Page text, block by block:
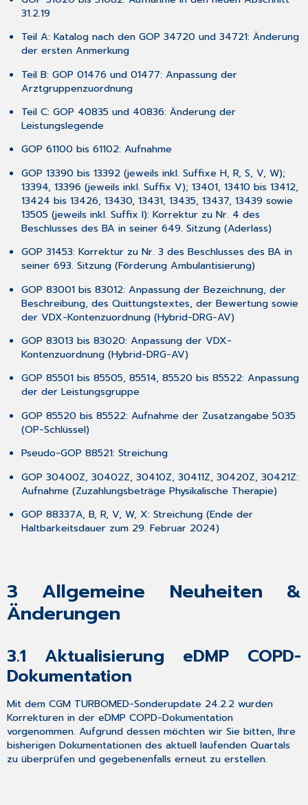
Nur
Verwendung
des
Nur
bei
Verwendung
der
DVD
Für
alle
Installationsarten
Erster
Start
CGM
TURBOMED
der
Installation
des
Updates
5
Hilfe-
System
CGM TURBOMED
Hinweise
Nomenklatur
in
diesem
Dokument
5.3
CGM TURBOMED
Anwender-
31.2.19
Teil A: Katalog nach den GOP 34720 und 34721: Änderung
der ersten Anmerkung
Teil B: GOP 01476 und 01477: Anpassung der
Arztgruppenzuordnung
Teil C: GOP 40835 und 40836: Änderung der
Leistungslegende
GOP 61100 bis 61102: Aufnahme
GOP 13390 bis 13392 (jeweils inkl. Suffixe H, R, S, V, W);
13394, 13396 (jeweils inkl. Suffix V); 13401, 13410 bis 13412,
13424 bis 13426, 13430, 13431, 13435, 13437, 13439 sowie
13505 (jeweils inkl. Suffix I): Korrektur zu Nr. 4 des
Beschlusses des BA in seiner 649. Sitzung (Aderlass)
GOP 31453: Korrektur zu Nr. 3 des Beschlusses des BA in
seiner 693. Sitzung (Förderung Ambulantisierung)
GOP 83001 bis 83012: Anpassung der Bezeichnung, der
Beschreibung, des Quittungstextes, der Bewertung sowie
der VDX-Kontenzuordnung (Hybrid-DRG-AV)
GOP 83013 bis 83020: Anpassung der VDX-
Kontenzuordnung (Hybrid-DRG-AV)
GOP 85501 bis 85505, 85514, 85520 bis 85522: Anpassung
der der Leistungsgruppe
GOP 85520 bis 85522: Aufnahme der Zusatzangabe 5035
(OP-Schlüssel)
Pseudo-GOP 88521: Streichung
GOP 30400Z, 30402Z, 30410Z, 30411Z, 30420Z, 30421Z:
Aufnahme (Zuzahlungsbeträge Physikalische Therapie)
GOP 88337A, B, R, V, W, X: Streichung (Ende der
Haltbarkeitsdauer zum 29. Februar 2024)
3 Allgemeine Neuheiten &
Änderungen
3.1 Aktualisierung eDMP COPD-
Dokumentation
Mit dem CGM TURBOMED-Sonderupdate 24.2.2 wurden
Korrekturen in der eDMP COPD-Dokumentation
vorgenommen. Aufgrund dessen möchten wir Sie bitten, Ihre
bisherigen Dokumentationen des aktuell laufenden Quartals
zu überprüfen und gegebenenfalls erneut zu erstellen.